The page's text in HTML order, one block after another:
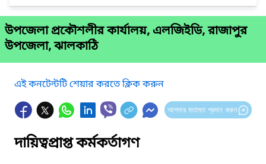
উপজেলা প্রকৌশলীর কার্যালয়, এলজিইডি, রাজাপুর
উপজেলা, ঝালকাঠি
এই কনটেন্টটি শেয়ার করতে ক্লিক করুন
আপনার মতামত প্রদান করুন
দায়িত্বপ্রাপ্ত কর্মকর্তাগণ